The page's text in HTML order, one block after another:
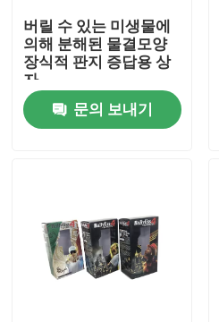
회사 소개
접촉
버릴 수 있는 미생물에
의해 분해된 물결모양
장식적 판지 증답용 상
자
문의 보내기